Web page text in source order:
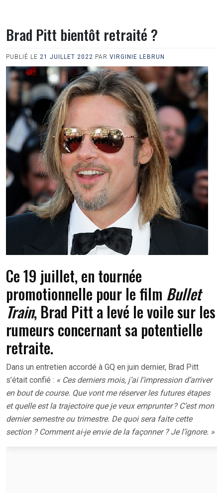
Brad Pitt bientôt retraité ?
PUBLIÉ LE 21 JUILLET 2022 PAR VIRGINIE LEBRUN
Ce 19 juillet, en tournée
promotionnelle pour le film Bullet
Train, Brad Pitt a levé le voile sur les
rumeurs concernant sa potentielle
retraite.
Dans un entretien accordé à GQ en juin dernier, Brad Pitt
s’était confié : « Ces derniers mois, j’ai l’impression d’arriver
en bout de course. Que vont me réserver les futures étapes
et quelle est la trajectoire que je veux emprunter ? C’est mon
dernier semestre ou trimestre. De quoi sera faite cette
section ? Comment ai-je envie de la façonner ? Je l’ignore. »